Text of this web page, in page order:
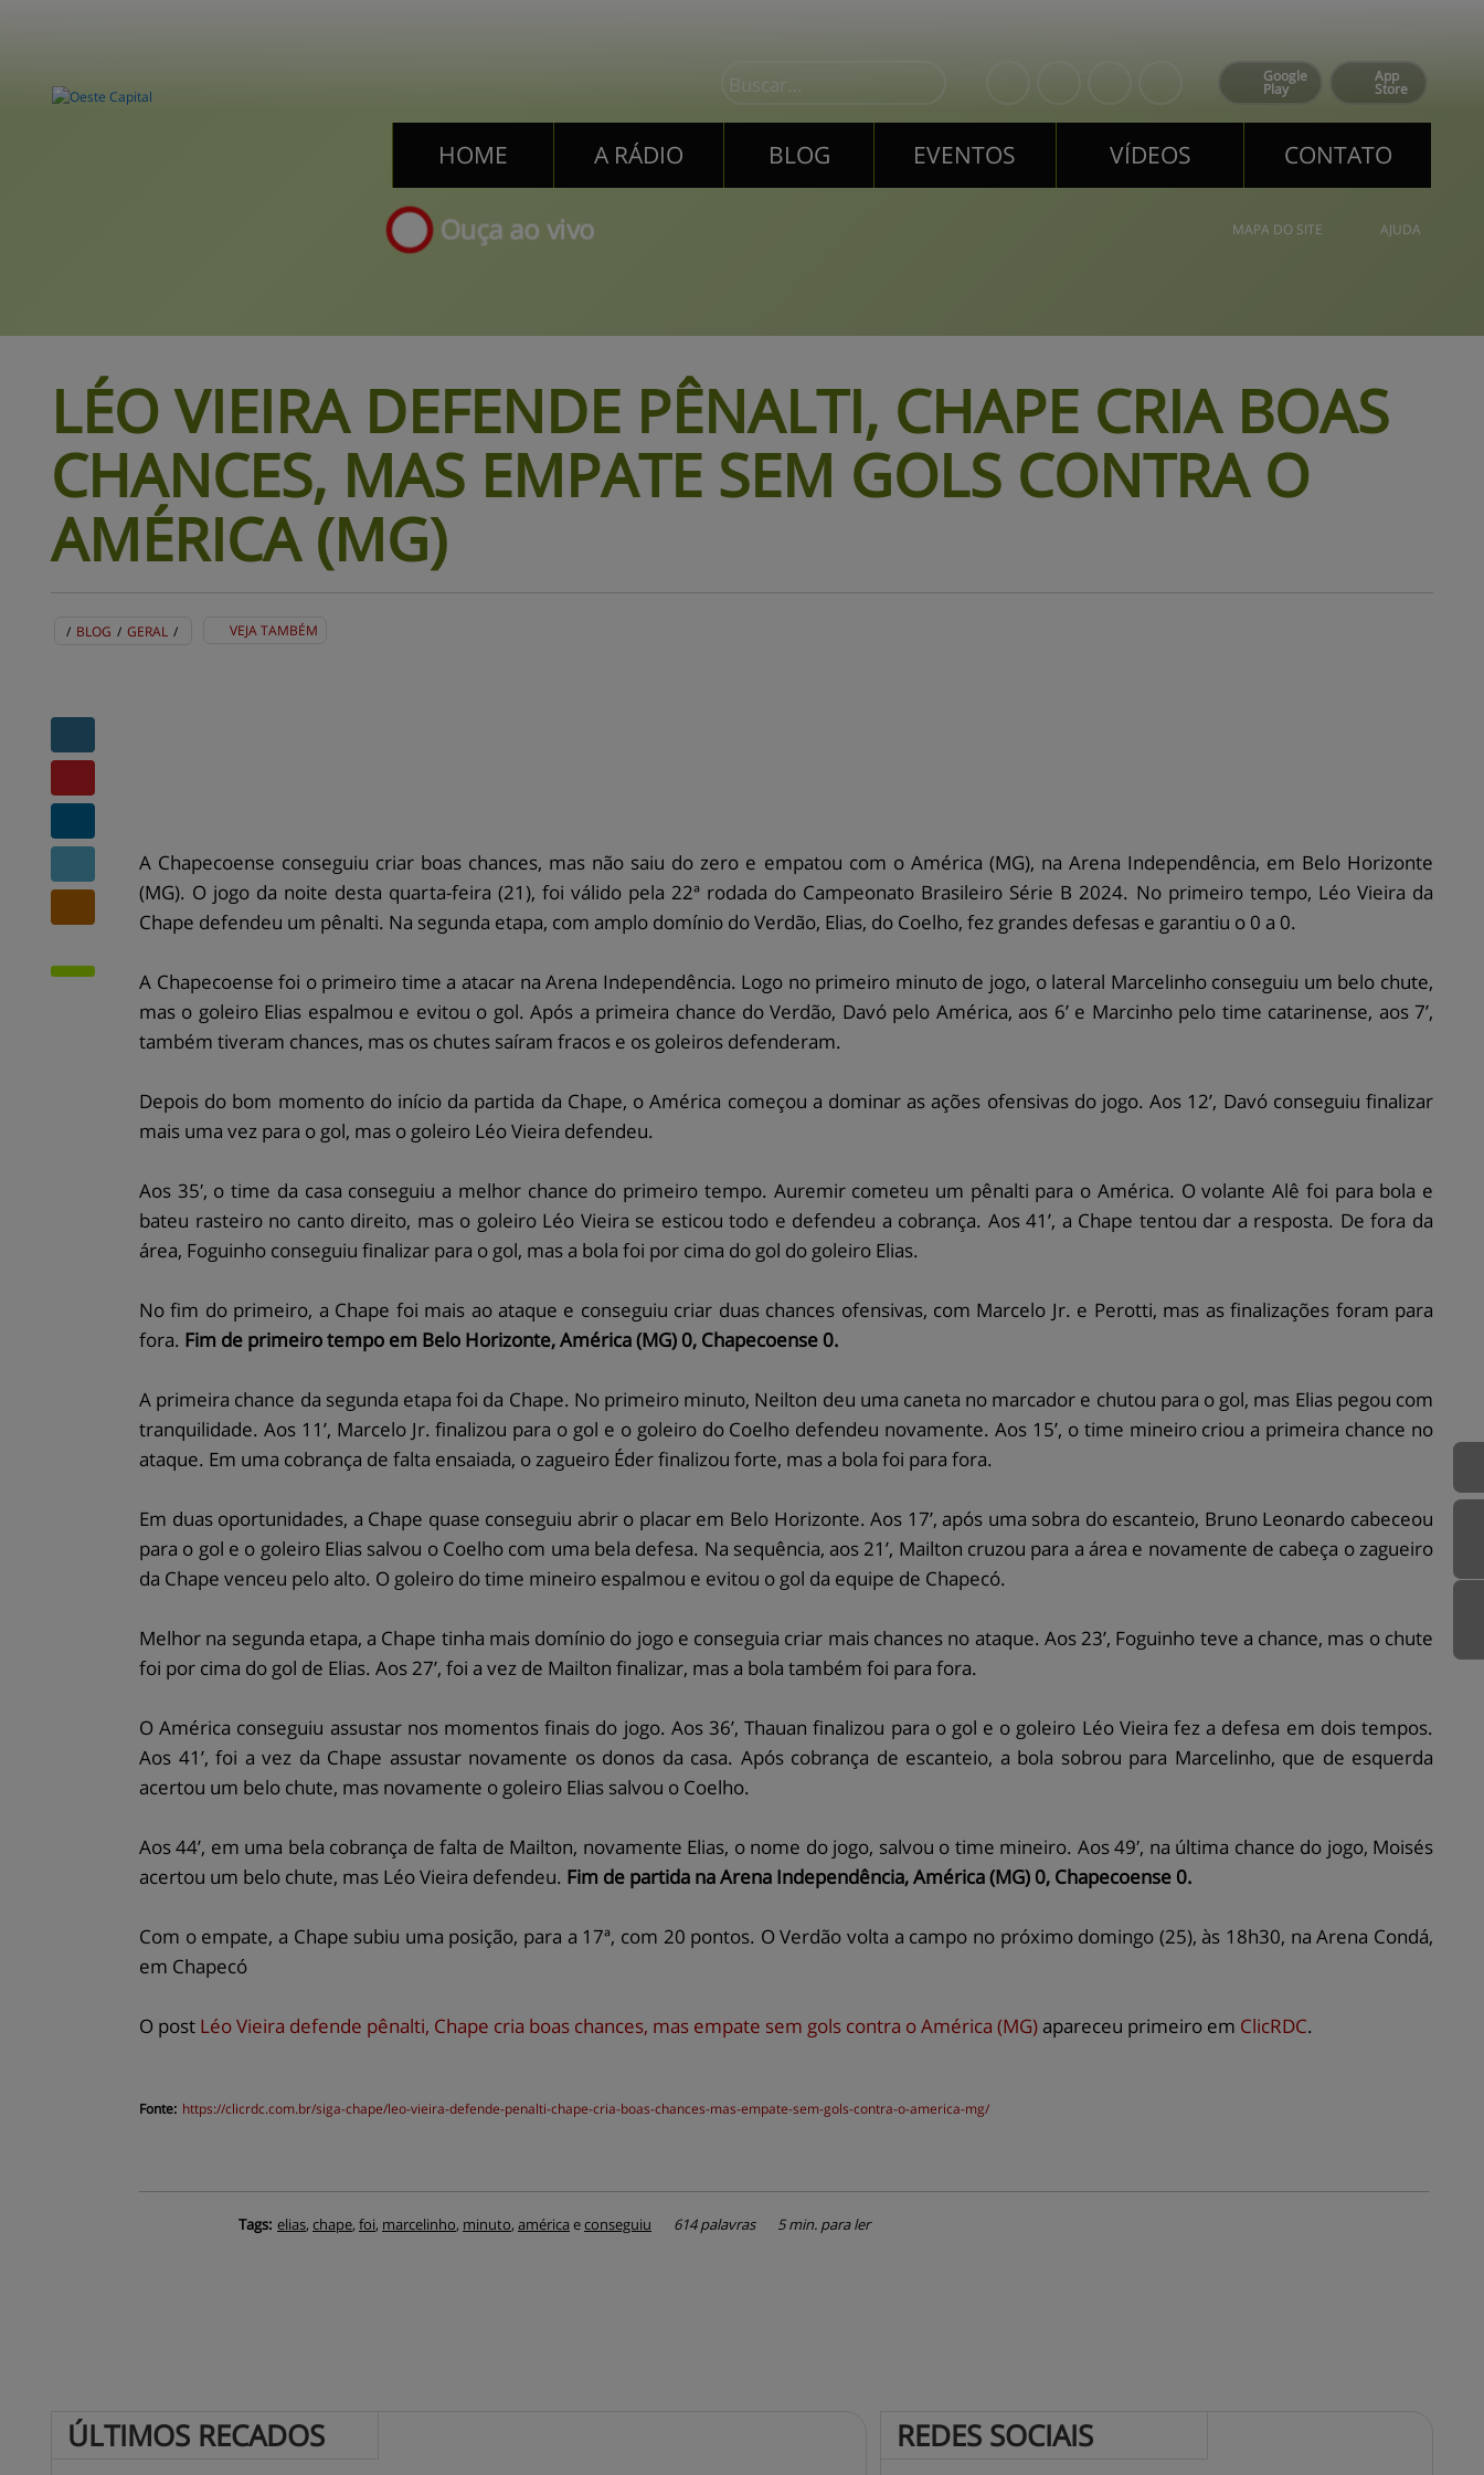
App
Store
Google
Play
HOME A RÁDIO BLOG EVENTOS VÍDEOS CONTATO
Ouça ao vivo MAPA DO SITE AJUDA
LÉO VIEIRA DEFENDE PÊNALTI, CHAPE CRIA BOAS
CHANCES, MAS EMPATE SEM GOLS CONTRA O
AMÉRICA (MG)
/ BLOG / GERAL / VEJA TAMBÉM
A Chapecoense conseguiu criar boas chances, mas não saiu do zero e empatou com o América (MG), na Arena Independência, em Belo Horizonte
(MG). O jogo da noite desta quarta-feira (21), foi válido pela 22ª rodada do Campeonato Brasileiro Série B 2024. No primeiro tempo, Léo Vieira da
Chape defendeu um pênalti. Na segunda etapa, com amplo domínio do Verdão, Elias, do Coelho, fez grandes defesas e garantiu o 0 a 0.
A Chapecoense foi o primeiro time a atacar na Arena Independência. Logo no primeiro minuto de jogo, o lateral Marcelinho conseguiu um belo chute,
mas o goleiro Elias espalmou e evitou o gol. Após a primeira chance do Verdão, Davó pelo América, aos 6’ e Marcinho pelo time catarinense, aos 7’,
também tiveram chances, mas os chutes saíram fracos e os goleiros defenderam.
Depois do bom momento do início da partida da Chape, o América começou a dominar as ações ofensivas do jogo. Aos 12’, Davó conseguiu finalizar
mais uma vez para o gol, mas o goleiro Léo Vieira defendeu.
Aos 35′, o time da casa conseguiu a melhor chance do primeiro tempo. Auremir cometeu um pênalti para o América. O volante Alê foi para bola e
bateu rasteiro no canto direito, mas o goleiro Léo Vieira se esticou todo e defendeu a cobrança. Aos 41’, a Chape tentou dar a resposta. De fora da
área, Foguinho conseguiu finalizar para o gol, mas a bola foi por cima do gol do goleiro Elias.
No fim do primeiro, a Chape foi mais ao ataque e conseguiu criar duas chances ofensivas, com Marcelo Jr. e Perotti, mas as finalizações foram para
fora. Fim de primeiro tempo em Belo Horizonte, América (MG) 0, Chapecoense 0.
A primeira chance da segunda etapa foi da Chape. No primeiro minuto, Neilton deu uma caneta no marcador e chutou para o gol, mas Elias pegou com
tranquilidade. Aos 11’, Marcelo Jr. finalizou para o gol e o goleiro do Coelho defendeu novamente. Aos 15’, o time mineiro criou a primeira chance no
ataque. Em uma cobrança de falta ensaiada, o zagueiro Éder finalizou forte, mas a bola foi para fora.
Em duas oportunidades, a Chape quase conseguiu abrir o placar em Belo Horizonte. Aos 17’, após uma sobra do escanteio, Bruno Leonardo cabeceou
para o gol e o goleiro Elias salvou o Coelho com uma bela defesa. Na sequência, aos 21’, Mailton cruzou para a área e novamente de cabeça o zagueiro
da Chape venceu pelo alto. O goleiro do time mineiro espalmou e evitou o gol da equipe de Chapecó.
Melhor na segunda etapa, a Chape tinha mais domínio do jogo e conseguia criar mais chances no ataque. Aos 23’, Foguinho teve a chance, mas o chute
foi por cima do gol de Elias. Aos 27’, foi a vez de Mailton finalizar, mas a bola também foi para fora.
O América conseguiu assustar nos momentos finais do jogo. Aos 36’, Thauan finalizou para o gol e o goleiro Léo Vieira fez a defesa em dois tempos.
Aos 41’, foi a vez da Chape assustar novamente os donos da casa. Após cobrança de escanteio, a bola sobrou para Marcelinho, que de esquerda
acertou um belo chute, mas novamente o goleiro Elias salvou o Coelho.
Aos 44’, em uma bela cobrança de falta de Mailton, novamente Elias, o nome do jogo, salvou o time mineiro. Aos 49′, na última chance do jogo, Moisés
acertou um belo chute, mas Léo Vieira defendeu. Fim de partida na Arena Independência, América (MG) 0, Chapecoense 0.
Com o empate, a Chape subiu uma posição, para a 17ª, com 20 pontos. O Verdão volta a campo no próximo domingo (25), às 18h30, na Arena Condá,
em Chapecó
O post Léo Vieira defende pênalti, Chape cria boas chances, mas empate sem gols contra o América (MG) apareceu primeiro em ClicRDC.
Fonte: https://clicrdc.com.br/siga-chape/leo-vieira-defende-penalti-chape-cria-boas-chances-mas-empate-sem-gols-contra-o-america-mg/
Tags: elias, chape, foi, marcelinho, minuto, américa econseguiu 614 palavras 5 min. para ler
ÚLTIMOS RECADOS REDES SOCIAIS